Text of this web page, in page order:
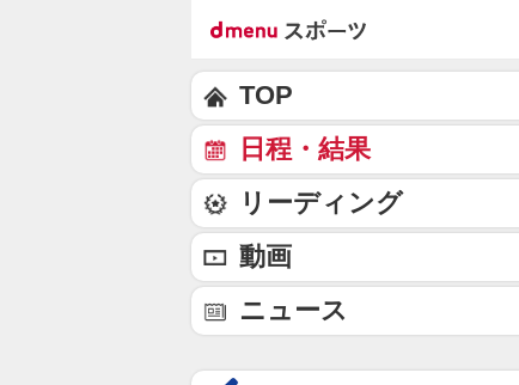
TOP
日程・結果
リーディング
動画
ニュース